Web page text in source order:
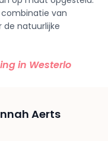
van
de natuurlijke
in Westerlo
Aerts